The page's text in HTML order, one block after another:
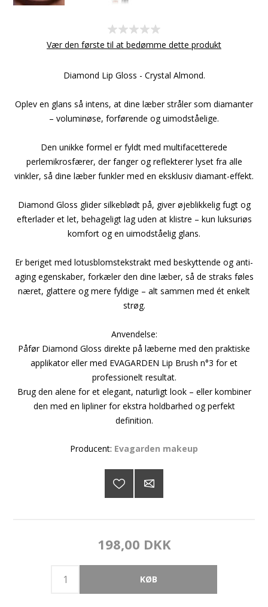
Vær den første til at bedømme dette produkt
Diamond Lip Gloss - Crystal Almond.
Oplev en glans så intens, at dine læber stråler som diamanter
– voluminøse, forførende og uimodståelige.
Den unikke formel er fyldt med multifacetterede
perlemikrosfærer, der fanger og reflekterer lyset fra alle
vinkler, så dine læber funkler med en eksklusiv diamant-effekt.
Diamond Gloss glider silkeblødt på, giver øjeblikkelig fugt og
efterlader et let, behageligt lag uden at klistre – kun luksuriøs
komfort og en uimodståelig glans.
Er beriget med lotusblomstekstrakt med beskyttende og anti-
aging egenskaber, forkæler den dine læber, så de straks føles
næret, glattere og mere fyldige – alt sammen med ét enkelt
strøg.
Anvendelse:
Påfør Diamond Gloss direkte på læberne med den praktiske
applikator eller med EVAGARDEN Lip Brush n°3 for et
professionelt resultat.
Brug den alene for et elegant, naturligt look – eller kombiner
den med en lipliner for ekstra holdbarhed og perfekt
definition.
Producent: Evagarden makeup
198,00 DKK